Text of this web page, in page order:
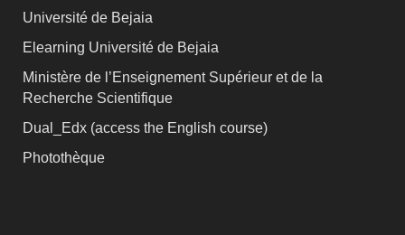
Université de Bejaia
Elearning Université de Bejaia
Ministère de l’Enseignement Supérieur et de la
Recherche Scientifique
Dual_Edx (access the English course)
Photothèque